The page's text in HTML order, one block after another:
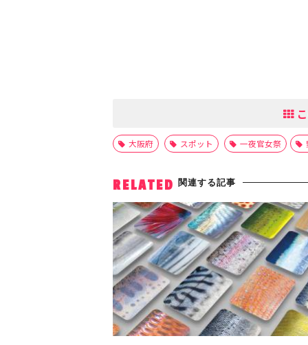
大阪府 スポット 一夜官女祭
RELATED 関連する記事